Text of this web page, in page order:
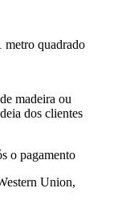
metro quadrado
madeira ou
dos clientes
o pagamento
Union,